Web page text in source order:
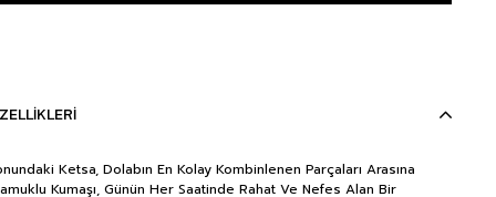
Ketsa, Dolabın En Kolay Kombinlenen Parçaları Arasına
Kumaşı, Günün Her Saatinde Rahat Ve Nefes Alan Bir